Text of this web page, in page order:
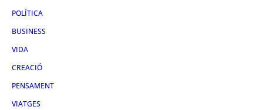
POLÍTICA
BUSINESS
VIDA
CREACIÓ
PENSAMENT
VIATGES